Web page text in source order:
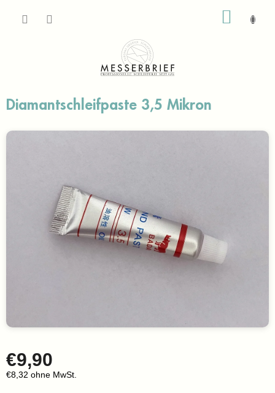
Diamantschleifpaste 3,5 Mikron
€9,90
€8,32 ohne MwSt.